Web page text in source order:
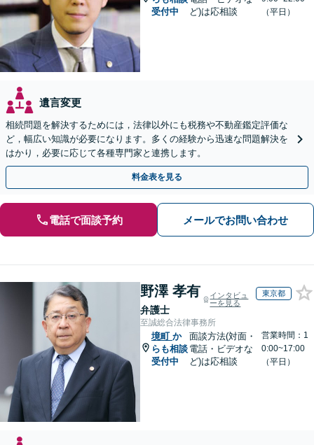
受付中
ど)は応相談
（平日）
遺言変更
相続問題を解決するためには，法律以外にも税務や不動産鑑定評価な
ど，幅広い知識が必要になります。多くの経験から迅速な問題解決を
はかり，必要に応じて各種専門家と連携します。
料金表を見る
電話で面談予約 メールでお問い合わせ
野澤 孝有
弁護士
インタビュ
ーを見る
東京都
至誠総合法律事務所
境町 か
らも相談
受付中
面談方法(対面・
電話・ビデオな
ど)は応相談
営業時間：1
0:00~17:00
（平日）